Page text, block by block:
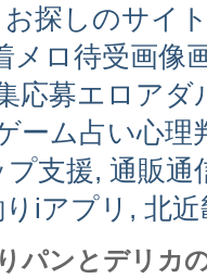
探しのサイ
メロ待受画像
応募エロア
ーム占い心理
プ支援, 通販
iアプリ, 北
パンとデリカ